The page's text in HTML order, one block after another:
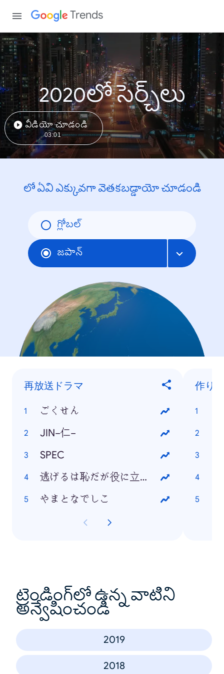
Trends
2020లో సెర్చ్‌లు
వీడియో చూడండి
03:01
లో ఏవి ఎక్కువగా వెతకబడ్డాయో చూడండి
గ్లోబల్
జపాన్
再放送ドラマ
ごくせん
JIN−仁−
SPEC
逃げるは恥だが役に立つ
やまとなでしこ
作り
ట్రెండింగ్‌లో ఉన్న వాటిని
అన్వేషించండి
2019
2018